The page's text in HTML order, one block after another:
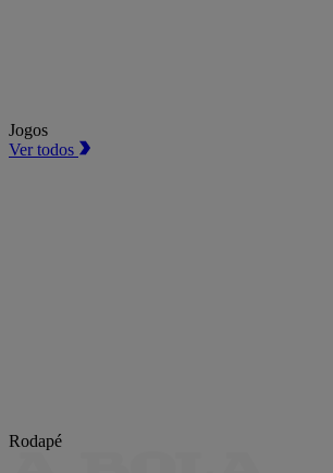
Jogos
Ver todos
Rodapé